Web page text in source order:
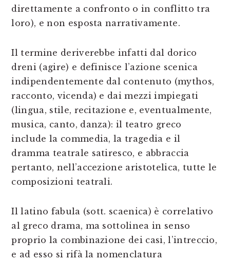
direttamente a confronto o in conflitto tra
loro), e non esposta narrativamente.
Il termine deriverebbe infatti dal dorico
dreni (agire) e definisce l’azione scenica
indipendentemente dal contenuto (mythos,
racconto, vicenda) e dai mezzi impiegati
(lingua, stile, recitazione e, eventualmente,
musica, canto, danza): il teatro greco
include la commedia, la tragedia e il
dramma teatrale satiresco, e abbraccia
pertanto, nell’accezione aristotelica, tutte le
composizioni teatrali.
Il latino fabula (sott. scaenica) è correlativo
al greco drama, ma sottolinea in senso
proprio la combinazione dei casi, l’intreccio,
e ad esso si rifà la nomenclatura